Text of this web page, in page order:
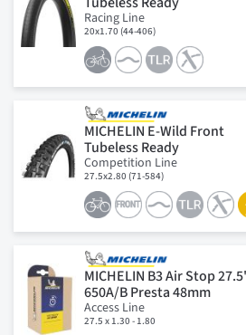
Racing Line
20x1.70 (44-406)
MICHELIN E-Wild Front
Tubeless Ready
Competition Line
27.5x2.80 (71-584)
MICHELIN B3 Air Stop
650A/B Presta 48mm
Access Line
27.5 x 1.30 - 1.80